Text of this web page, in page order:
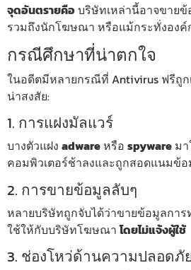
จุดอันตรายคือบริษัทเหล่านี้อาจขาย
รวมถึงนักโฆษณา หรือแม้กระทั่งองค์
กรณีศึกษาที่น่าตกใจ
ในอดีตมีหลายกรณีที่ Antivirus ฟรีถู
น่าสงสัย:
1. การแฝงมัลแวร์
บางตัวแฝง adwareหรือ spyware ม
คอมพิวเตอร์ช้าลงและถูกสอดแนมข้
2. การขายข้อมูลลับๆ
หลายบริษัทถูกจับได้ว่าขายข้อมูลการ
ใช้ให้กับบริษัทโฆษณาโดยไม่แจ้งผู้ใช้
3. ช่องโหว่ด้านความปลอดภั